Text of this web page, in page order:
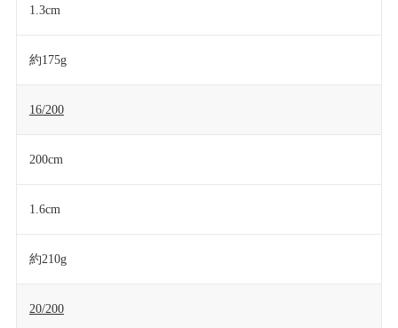
1.3cm
約175g
16/200
200cm
1.6cm
約210g
20/200